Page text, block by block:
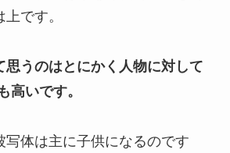
です。
思うのはとにかく人物に対して
高いです。
写体は主に子供になるのです